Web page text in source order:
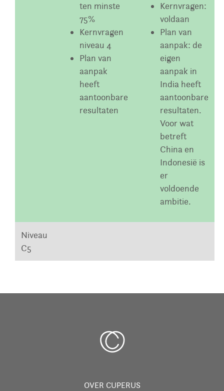
ten minste
75%
Kernvragen
niveau 4
Plan van
aanpak
heeft
aantoonbare
resultaten
Kernvragen:
voldaan
Plan van
aanpak: de
eigen
aanpak in
India heeft
aantoonbare
resultaten.
Voor wat
betreft
China en
Indonesië is
er
voldoende
ambitie.
Niveau
C5
OVER CUPERUS